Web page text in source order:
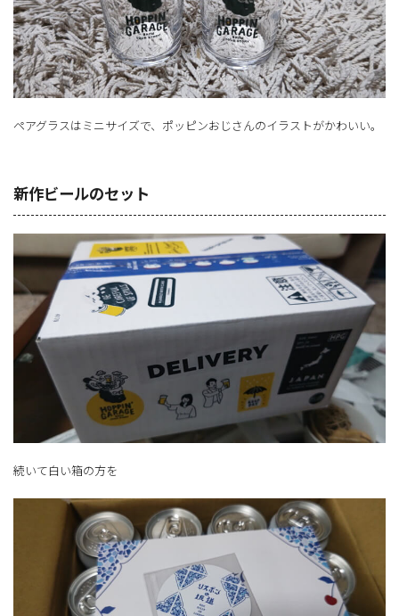
ペアグラスはミニサイズで、ポッピンおじさんのイラストがかわいい。
新作ビールのセット
続いて白い箱の方を